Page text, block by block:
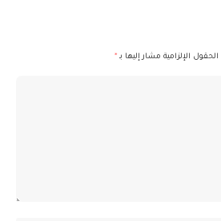
الحقول الإلزامية مشار إليها بـ *